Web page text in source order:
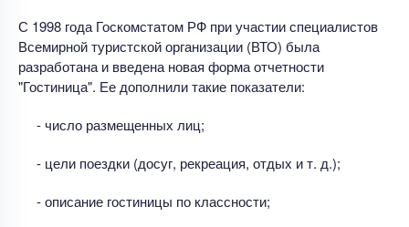
С 1998 года Госкомстатом РФ при участии специалистов
Всемирной туристской организации (ВТО) была
разработана и введена новая форма отчетности
"Гостиница". Ее дополнили такие показатели:
- число размещенных лиц;
- цели поездки (досуг, рекреация, отдых и т. д.);
- описание гостиницы по классности;